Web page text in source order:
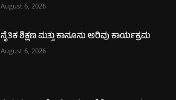
August 6, 2026
ನೈತಿಕ ಶಿಕ್ಷಣ ಮತ್ತು ಕಾನೂನು ಅರಿವು ಕಾರ್ಯಕ್ರಮ
August 6, 2026